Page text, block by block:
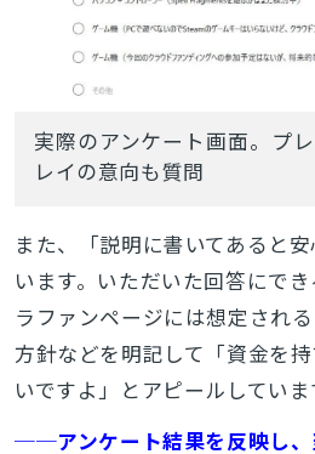
実際のアンケート画面。プ
レイの意向も質問
また、「説明に書いてあると
います。いただいた回答にで
ラファンページには想定され
方針などを明記して「資金を
いですよ」とアピールしていま
──アンケート結果を反映し、